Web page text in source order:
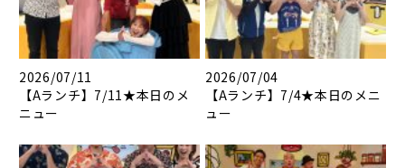
2026/07/11
【Aランチ】7/11★本日のメ
ニュー
2026/07/04
【Aランチ】7/4★本日のメニ
ュー